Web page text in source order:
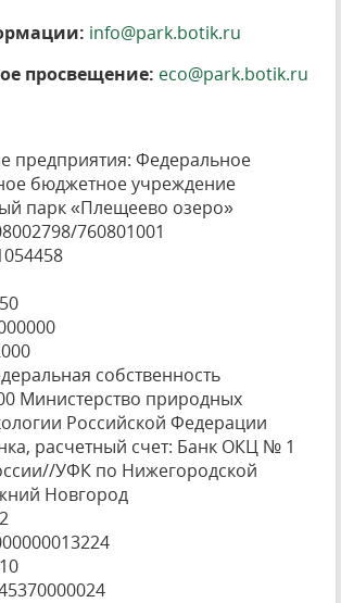
info@park.botik.ru
просвещение: eco@park.botik.ru
предприятия: Федеральное
бюджетное учреждение
парк «Плещеево озеро»
760801001
собственность
Министерство природных
Российской Федерации
расчетный счет: Банк ОКЦ № 1
УФК по Нижегородской
Новгород